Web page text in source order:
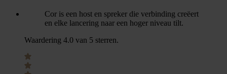
Cor is een host en spreker die verbinding creëert
en elke lancering naar een hoger niveau tilt.
Waardering 4.0 van 5 sterren.